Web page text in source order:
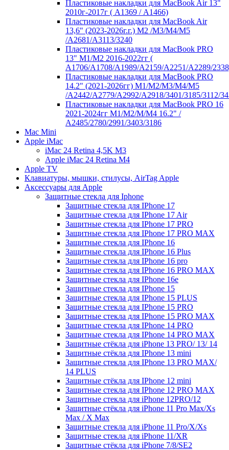
Пластиковые накладки для MacBook Air 13"
2010г-2017г ( А1369 / А1466)
Пластиковые накладки для MacBook Air
13,6" (2023-2026г.г.) M2 /M3/M4/M5
/A2681/A3113/3240
Пластиковые накладки для MacBook PRO
13" M1/M2 2016-2022гг (
А1706/A1708/A1989/A2159/A2251/A2289/
Пластиковые накладки для MacBook PRO
14.2" (2021-2026гг) M1/M2/M3/M4/M5
/A2442/A2779/A2992/A2918/3401/3185/3112/
Пластиковые накладки для MacBook PRO 16
2021-2024гг M1/M2/M/M4 16.2" /
А2485/2780/2991/3403/3186
Mac Mini
Apple iMac
iMac 24 Retina 4,5K M3
Apple iMac 24 Retina M4
Apple TV
Клавиатуры, мышки, стилусы, AirTag Apple
Аксессуары для Apple
Защитные стекла для Iphone
Защитные стекла для IPhone 17
Защитные стекла для IPhone 17 Air
Защитные стекла для IPhone 17 PRO
Защитные стекла для IPhone 17 PRO MAX
Защитные стекла для IPhone 16
Защитные стекла для IPhone 16 Plus
Защитные стекла для IPhone 16 pro
Защитные стекла для IPhone 16 PRO MAX
Защитные стекла для IPhone 16e
Защитные стекла для IPhone 15
Защитные стекла для IPhone 15 PLUS
Защитные стекла для IPhone 15 PRO
Защитные стекла для IPhone 15 PRO MAX
Защитные стекла для IPhone 14 PRO
Защитные стекла для IPhone 14 PRO MAX
Защитные стёкла для iPhone 13 PRO/ 13/ 14
Защитные стёкла для IPhone 13 mini
Защитные стекла для IPhone 13 PRO MAX/
14 PLUS
Защитные стёкла для IPhone 12 mini
Защитные стекла для IPhone 12 PRO MAX
Защитные стекла для iPhone 12PRO/12
Защитные стёкла для iPhone 11 Pro Max/Xs
Max / X Max
Защитные стекла для iPhone 11 Pro/X/Xs
Защитные стекла для iPhone 11/XR
Защитные стёкла для iPhone 7/8/SE2